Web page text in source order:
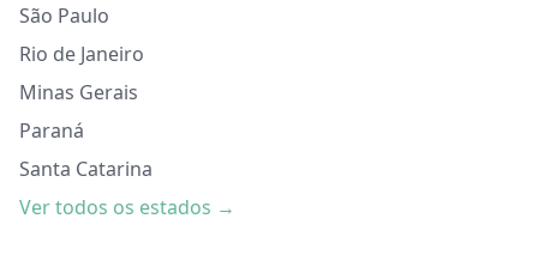
São Paulo
Rio de Janeiro
Minas Gerais
Paraná
Santa Catarina
Ver todos os estados →